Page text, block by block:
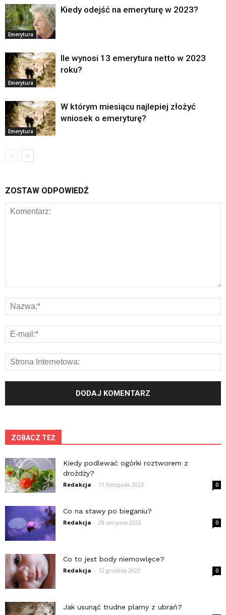
Emerytura
Kiedy odejść na emeryturę w 2023?
Emerytura
Ile wynosi 13 emerytura netto w 2023
roku?
Emerytura
W którym miesiącu najlepiej złożyć
wniosek o emeryturę?
ZOSTAW ODPOWIEDŹ
ZOBACZ TEŻ
Kiedy podlewać ogórki roztworem z
drożdży?
Redakcja - 11 listopada 2023 0
Co na stawy po bieganiu?
Redakcja - 29 sierpnia 2023 0
Co to jest body niemowlęce?
Redakcja - 12 grudnia 2023 0
Jak usunąć trudne plamy z ubrań?